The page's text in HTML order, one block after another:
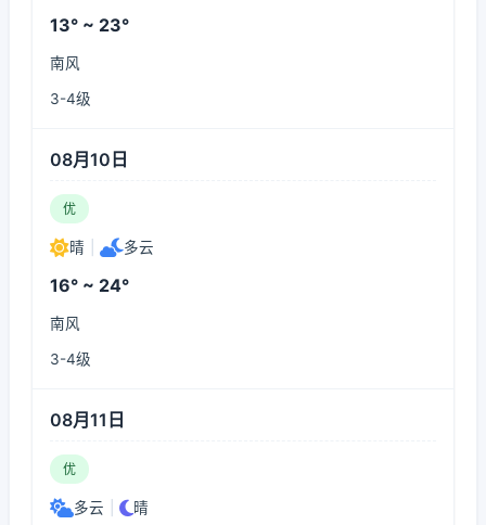
13° ~ 23°
南风
3-4级
08月10日
优
晴 多云
16° ~ 24°
南风
3-4级
08月11日
优
多云 晴